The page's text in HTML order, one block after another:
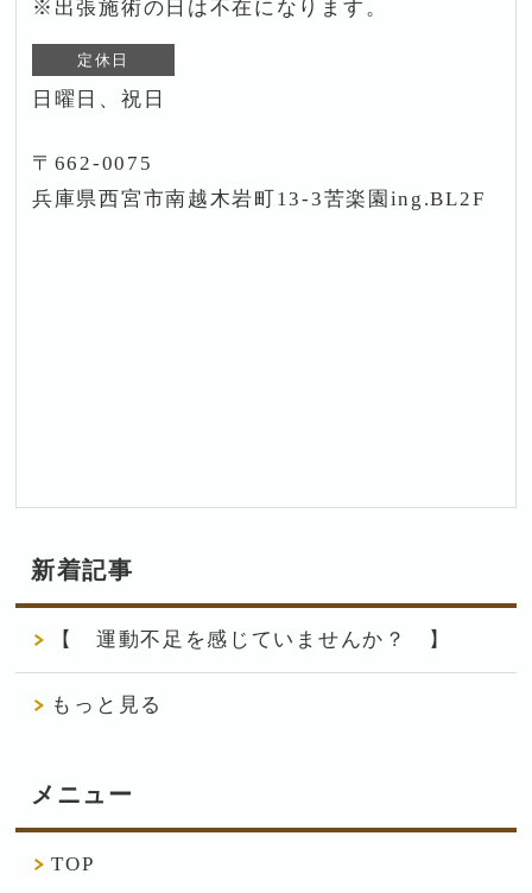
※出張施術の日は不在になります。
定休日
日曜日、祝日
〒662-0075
兵庫県西宮市南越木岩町13-3苦楽園ing.BL2F
新着記事
【 運動不足を感じていませんか？ 】
もっと見る
メニュー
TOP